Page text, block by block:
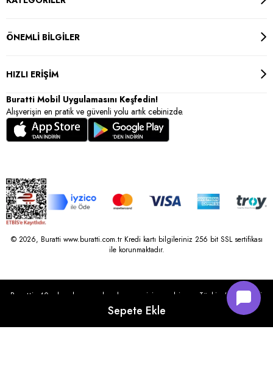
ÖNEMLİ BİLGİLER
HIZLI ERİŞİM
Buratti Mobil Uygulamasını Keşfedin!
Alışverişin en pratik ve güvenli yolu artık cebinizde.
© 2026, Buratti www.buratti.com.tr Kredi kartı bilgileriniz 256 bit SSL sertifikası
ile korunmaktadır.
Buratti, 40 yılı aşkın perakende geçmişine sahip ve Türkiye’nin çeşitli
illerinde 22 şubesi bulunan Çetin Family Mağazacılık tarafından
kurulmuştur.